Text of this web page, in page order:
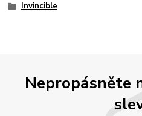
Invincible
Nepropásněte